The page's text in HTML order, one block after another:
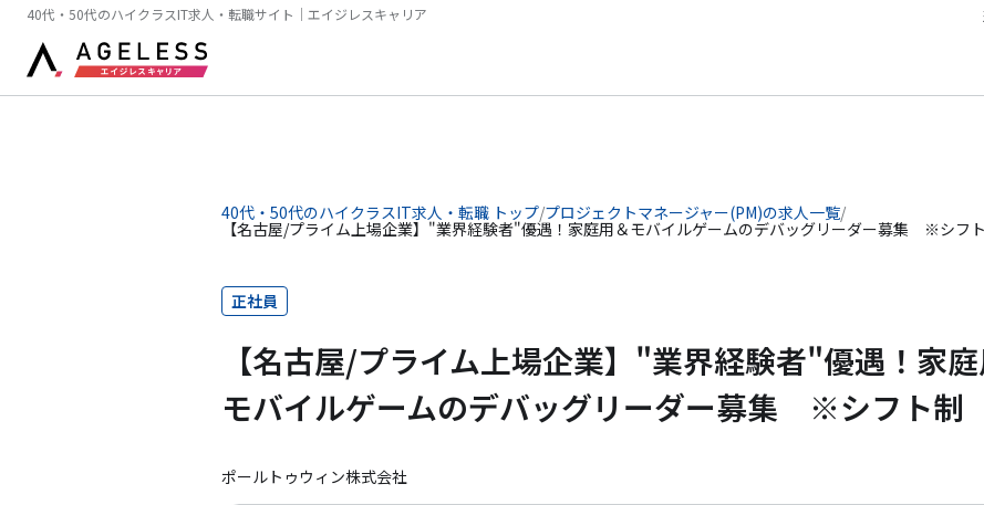
40代・50代のハイクラスIT求人・転職サイト｜エイジレスキャリア
40代・50代のハイクラスIT求人・転職 トップ/プロジェクトマネージャー(PM)の求人一覧/
【名古屋/プライム上場企業】"業界経験者"優遇！家庭用＆モバイルゲームのデバッグリーダー募集 ※シフ
正社員
【名古屋/プライム上場企業】"業界経験者"優遇！家
モバイルゲームのデバッグリーダー募集 ※シフト制
ポールトゥウィン株式会社